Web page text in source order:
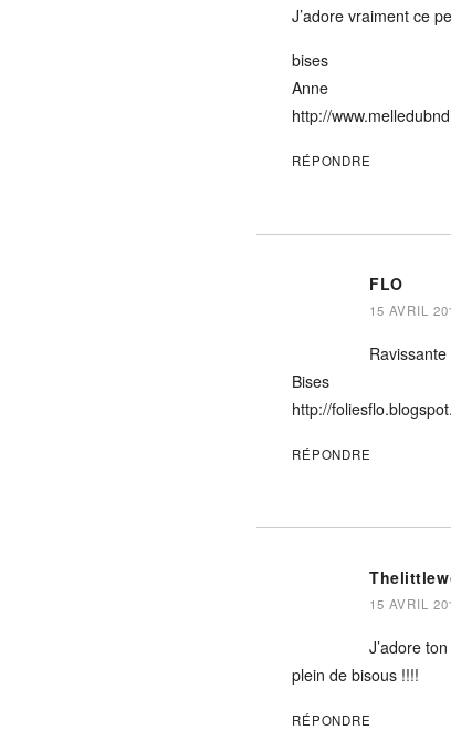
J’adore vraiment ce
bises
Anne
http://
RÉPONDRE
FLO
15 AVRIL
Bises
http://
RÉPONDRE
15 AVRIL
J’adore
plein de bisous !!!!
RÉPONDRE